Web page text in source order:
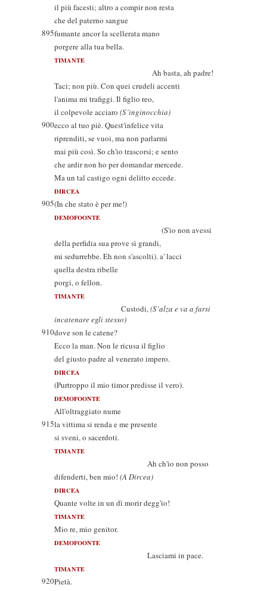
il più facesti; altro a compir non resta
che del paterno sangue
895fumante ancor la scellerata mano
porgere alla tua bella.
TIMANTE
Ah basta, ah padre!
Taci; non più. Con quei crudeli accenti
l'anima mi trafiggi. Il figlio reo,
il colpevole acciaro (S’inginocchia)
900ecco al tuo piè. Quest'infelice vita
riprenditi, se vuoi, ma non parlarmi
mai più così. So ch'io trascorsi; e sento
che ardir non ho per domandar mercede.
Ma un tal castigo ogni delitto eccede.
DIRCEA
905(In che stato è per me!)
DEMOFOONTE
(S'io non avessi
della perfidia sua prove sì grandi,
mi sedurrebbe. Eh non s'ascolti). a' lacci
quella destra ribelle
porgi, o fellon.
TIMANTE
Custodi,(S’alza e va a farsi
incatenare egli stesso)
910dove son le catene?
Ecco la man. Non le ricusa il figlio
del giusto padre al venerato impero.
DIRCEA
(Purtroppo il mio timor predisse il vero).
DEMOFOONTE
All'oltraggiato nume
915la vittima si renda e me presente
si sveni, o sacerdoti.
TIMANTE
Ah ch'io non posso
difenderti, ben mio! (A Dircea)
DIRCEA
Quante volte in un dì morir degg'io!
TIMANTE
Mio re, mio genitor.
DEMOFOONTE
Lasciami in pace.
TIMANTE
920Pietà.